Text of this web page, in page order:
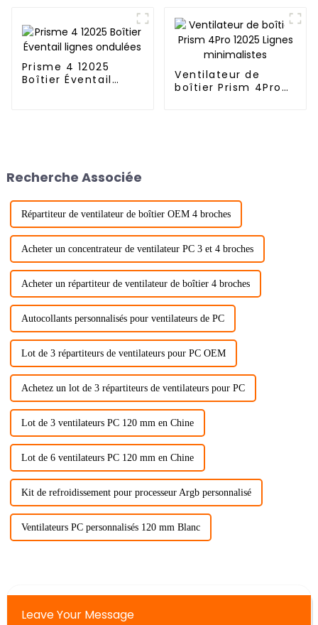
Prisme 4 12025
Boîtier Éventail
Ventilateur de
boîtier Prism 4Pro
Recherche Associée
Répartiteur de ventilateur de boîtier OEM 4 broches
Acheter un concentrateur de ventilateur PC 3 et 4 broches
Acheter un répartiteur de ventilateur de boîtier 4 broches
Autocollants personnalisés pour ventilateurs de PC
Lot de 3 répartiteurs de ventilateurs pour PC OEM
Achetez un lot de 3 répartiteurs de ventilateurs pour PC
Lot de 3 ventilateurs PC 120 mm en Chine
Lot de 6 ventilateurs PC 120 mm en Chine
Kit de refroidissement pour processeur Argb personnalisé
Ventilateurs PC personnalisés 120 mm Blanc
Leave Your Message